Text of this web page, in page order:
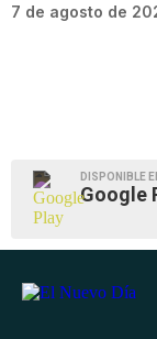
7 de agosto de
DISPONIBLE
Google